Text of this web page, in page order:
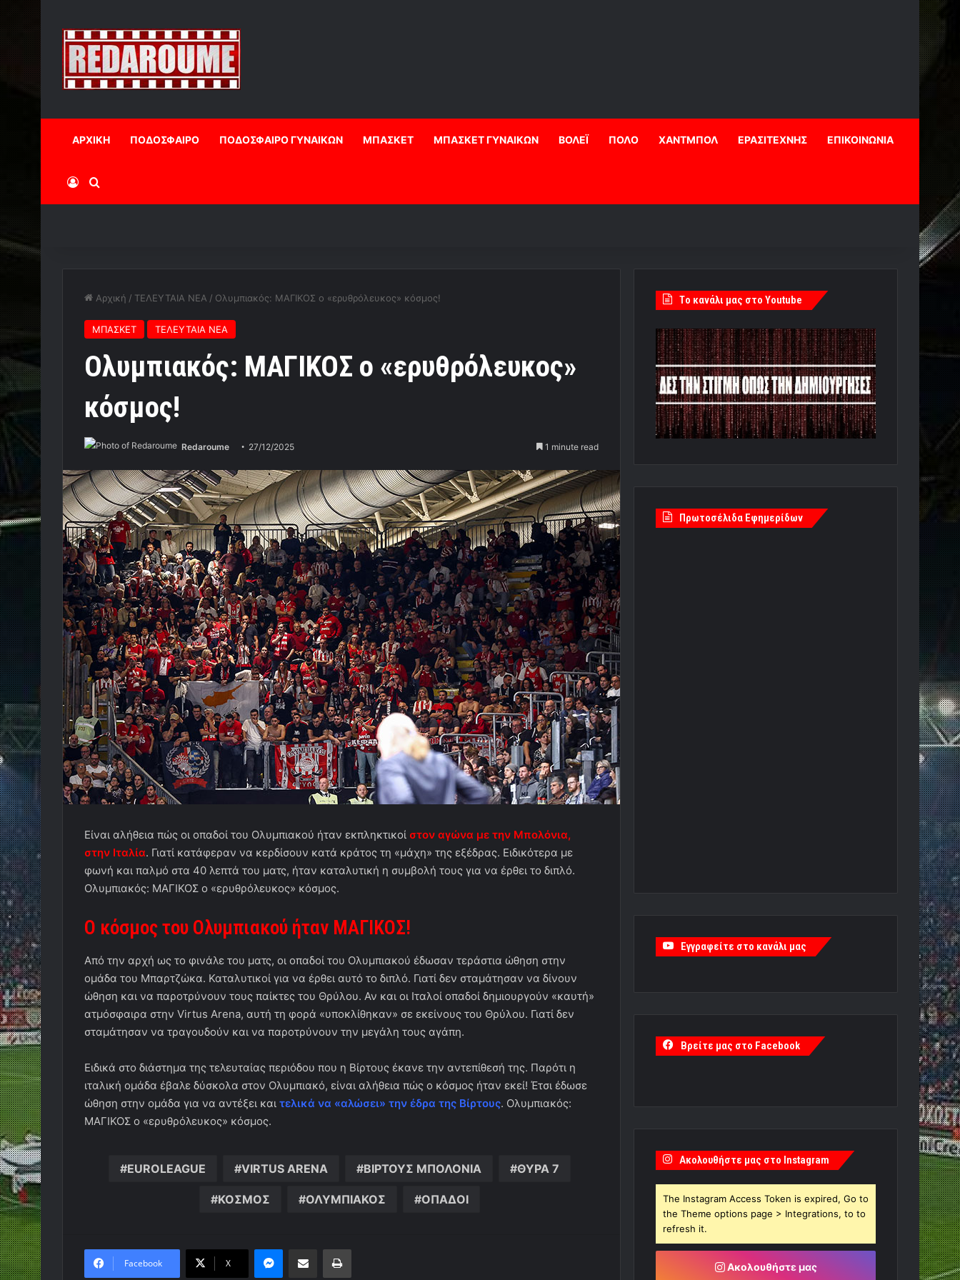
ΑΡΧΙΚΗ ΠΟΔΟΣΦΑΙΡΟ ΠΟΔΟΣΦΑΙΡΟ ΓΥΝΑΙΚΩΝ ΜΠΑΣΚΕΤ ΜΠΑΣΚΕΤ ΓΥΝΑΙΚΩΝ ΒΟΛΕΪ ΠΟΛΟ ΧΑΝΤΜΠΟΛ ΕΡΑΣΙΤΕΧΝΗΣ ΕΠΙΚΟΙΝΩΝΙΑ
Log InΑναζήτηση
Αρχική / ΤΕΛΕΥΤΑΙΑ ΝΕΑ / Ολυμπιακός: ΜΑΓΙΚΟΣ ο «ερυθρόλευκος» κόσμος!
ΜΠΑΣΚΕΤ ΤΕΛΕΥΤΑΙΑ ΝΕΑ
Ολυμπιακός: ΜΑΓΙΚΟΣ ο «ερυθρόλευκος»
κόσμος!
Redaroume 27/12/2025 1 minute read
Είναι αλήθεια πώς οι οπαδοί του Ολυμπιακού ήταν εκπληκτικοί στον αγώνα με την Μπολόνια,
στην Ιταλία. Γιατί κατάφεραν να κερδίσουν κατά κράτος τη «μάχη» της εξέδρας. Ειδικότερα με
φωνή και παλμό στα 40 λεπτά του ματς, ήταν καταλυτική η συμβολή τους για να έρθει το διπλό.
Ολυμπιακός: ΜΑΓΙΚΟΣ ο «ερυθρόλευκος» κόσμος.
Ο κόσμος του Ολυμπιακού ήταν ΜΑΓΙΚΟΣ!
Από την αρχή ως το φινάλε του ματς, οι οπαδοί του Ολυμπιακού έδωσαν τεράστια ώθηση στην
ομάδα του Μπαρτζώκα. Καταλυτικοί για να έρθει αυτό το διπλό. Γιατί δεν σταμάτησαν να δίνουν
ώθηση και να παροτρύνουν τους παίκτες του Θρύλου. Αν και οι Ιταλοί οπαδοί δημιουργούν «καυτή»
ατμόσφαιρα στην Virtus Arena, αυτή τη φορά «υποκλίθηκαν» σε εκείνους του Θρύλου. Γιατί δεν
σταμάτησαν να τραγουδούν και να παροτρύνουν την μεγάλη τους αγάπη.
Ειδικά στο διάστημα της τελευταίας περιόδου που η Βίρτους έκανε την αντεπίθεσή της. Παρότι η
ιταλική ομάδα έβαλε δύσκολα στον Ολυμπιακό, είναι αλήθεια πώς ο κόσμος ήταν εκεί! Έτσι έδωσε
ώθηση στην ομάδα για να αντέξει και τελικά να «αλώσει» την έδρα της Βίρτους. Ολυμπιακός:
ΜΑΓΙΚΟΣ ο «ερυθρόλευκος» κόσμος.
EUROLEAGUE VIRTUS ARENA ΒΙΡΤΟΥΣ ΜΠΟΛΟΝΙΑ ΘΥΡΑ 7
ΚΟΣΜΟΣ ΟΛΥΜΠΙΑΚΟΣ ΟΠΑΔΟΙ
Facebook X
MessengerΚοινοποίηση μέσω ηλεκτρονικού ταχυδρομείουΕκτύπωση
Tο κανάλι μας στο Youtube
Πρωτοσέλιδα Εφημερίδων
Εγγραφείτε στο κανάλι μας
Βρείτε μας στο Facebook
Ακολουθήστε μας στο Instagram
The Instagram Access Token is expired, Go to
the Theme options page > Integrations, to to
refresh it.
Ακολουθήστε μας